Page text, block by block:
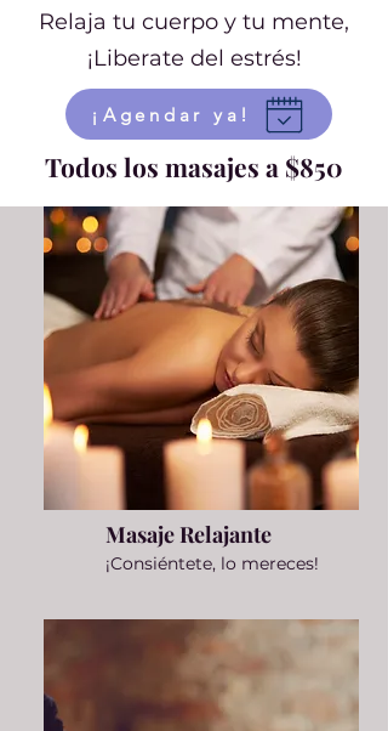
Relaja tu cuerpo y tu mente,
¡Liberate del estrés!
¡Agendar ya!
Todos los masajes a $850
Masaje Relajante
¡Consiéntete, lo mereces!